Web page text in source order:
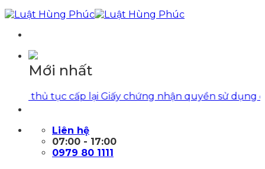
Mới nhất
thủ tục cấp lại Giấy chứng nhận quyền sử dụng đất|
Liên hệ
07:00 - 17:00
0979 80 1111